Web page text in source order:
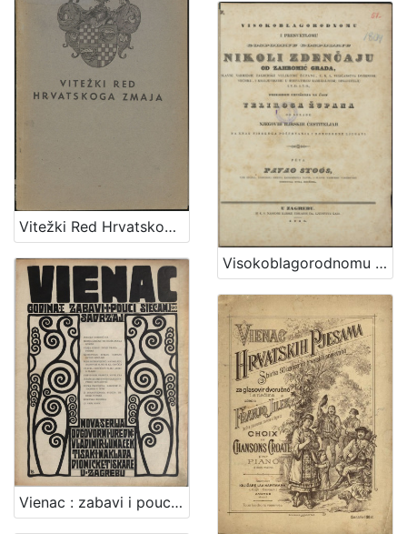
Vitežki Red Hrvatskoga Zmaja
Visokoblagorodnomu i presvetlomu ... Nikoli Zdenčaju od Zahromić grada, slavne varmedije Zagrebske velikomu županu, ... : prigodom uzvišenja na čast velikoga župana od strane njegovih ilirskih čestiteljah na znak visokoga poštovanja i domorodne ljubavi / pěva Pavao Stoos, ...
Vienac : zabavi i pouci : nova serija / odgovorni urednik Vladimir Lunaček